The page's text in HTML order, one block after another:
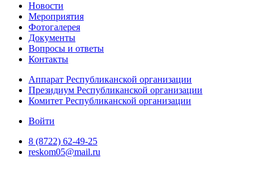
Новости
Мероприятия
Фотогалерея
Документы
Вопросы и ответы
Контакты
Аппарат Республиканской организации
Президиум Республиканской организации
Комитет Республиканской организации
Войти
8 (8722) 62-49-25
reskom05@mail.ru